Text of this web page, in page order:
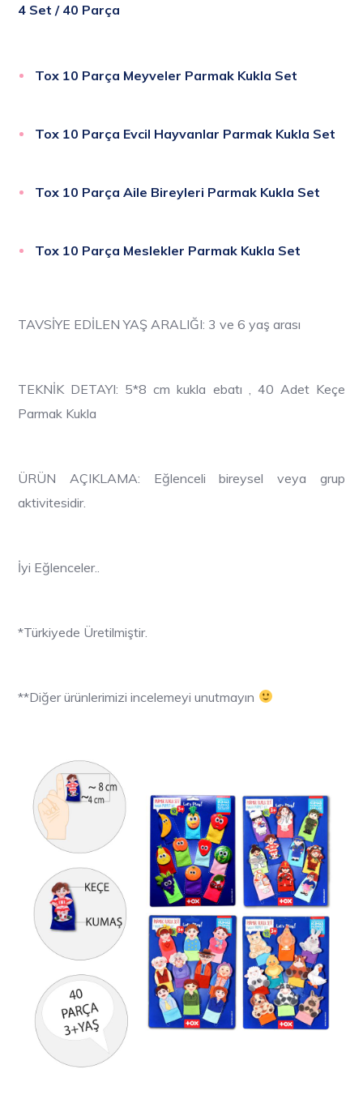
4 Set / 40 Parça
Tox 10 Parça Meyveler Parmak Kukla Set
Tox 10 Parça Evcil Hayvanlar Parmak Kukla Set
Tox 10 Parça Aile Bireyleri Parmak Kukla Set
Tox 10 Parça Meslekler Parmak Kukla Set
TAVSİYE EDİLEN YAŞ ARALIĞI: 3 ve 6 yaş arası
TEKNİK DETAYI: 5*8 cm kukla ebatı , 40 Adet Keçe
Parmak Kukla
ÜRÜN AÇIKLAMA: Eğlenceli bireysel veya grup
aktivitesidir.
İyi Eğlenceler..
*Türkiyede Üretilmiştir.
**Diğer ürünlerimizi incelemeyi unutmayın